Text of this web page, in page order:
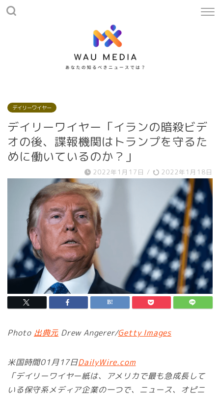
デイリーワイヤー
デイリーワイヤー「イランの暗殺ビデ
オの後、諜報機関はトランプを守るた
めに働いているのか？」
2022年1月17日 / 2022年1月18日
Photo 出典元 Drew Angerer/Getty Images
米国時間01月17日DailyWire.com
「デイリーワイヤー紙は、アメリカで最も急成長して
いる保守系メディア企業の一つで、ニュース、オピニ